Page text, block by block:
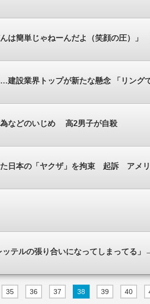
は簡単じゃねーんだよ（笑顔の圧）」
設業界トップが新たな懸念 「リング
為などのいじめ 高2男子が自殺
た日本の「ヤクザ」を拘束 起訴 アメ
テルの張り合いになってしまってる」
35 36 37 38 39 40